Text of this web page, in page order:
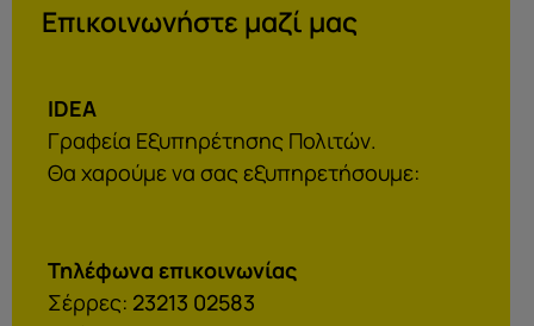
Επικοινωνήστε μαζί μας
IDEA
Γραφεία Εξυπηρέτησης Πολιτών.
Θα χαρούμε να σας εξυπηρετήσουμε:
Τηλέφωνα επικοινωνίας
Σέρρες: 23213 02583